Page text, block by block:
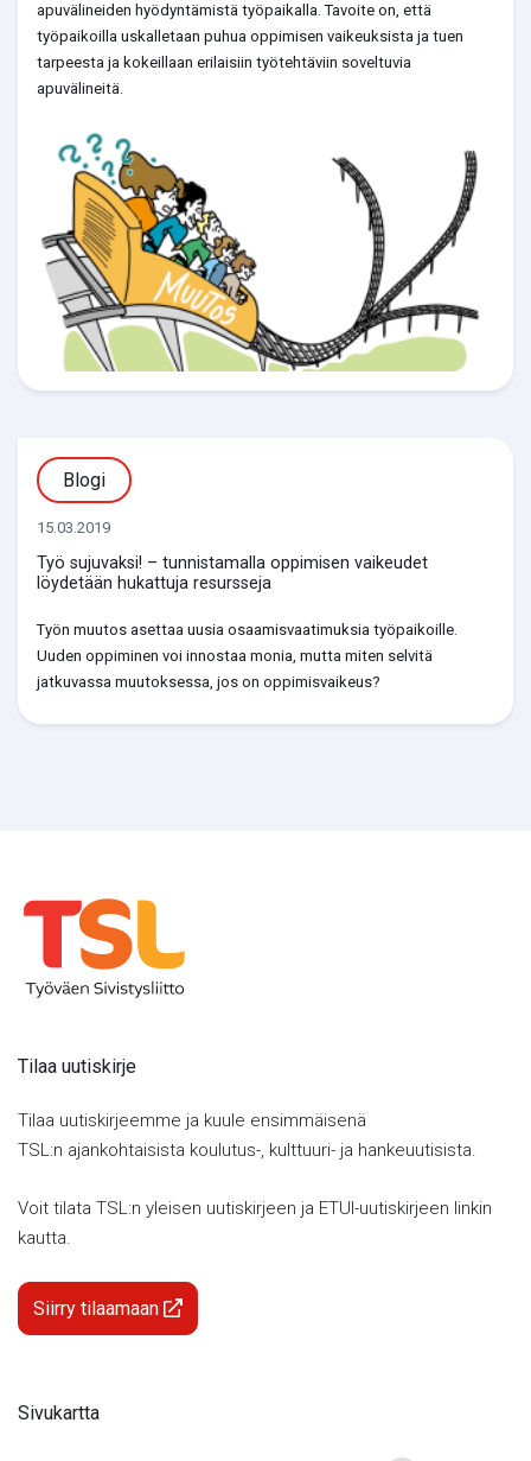
apuvälineiden hyödyntämistä työpaikalla. Tavoite on, että
työpaikoilla uskalletaan puhua oppimisen vaikeuksista ja tuen
tarpeesta ja kokeillaan erilaisiin työtehtäviin soveltuvia
apuvälineitä.
Blogi
15.03.2019
Työ sujuvaksi! – tunnistamalla oppimisen vaikeudet
löydetään hukattuja resursseja
Työn muutos asettaa uusia osaamisvaatimuksia työpaikoille.
Uuden oppiminen voi innostaa monia, mutta miten selvitä
jatkuvassa muutoksessa, jos on oppimisvaikeus?
Tilaa uutiskirje
Tilaa uutiskirjeemme ja kuule ensimmäisenä
TSL:n ajankohtaisista koulutus-, kulttuuri- ja hankeuutisista.
Voit tilata TSL:n yleisen uutiskirjeen ja ETUI-uutiskirjeen linkin
kautta.
Siirry tilaamaan
Sivukartta